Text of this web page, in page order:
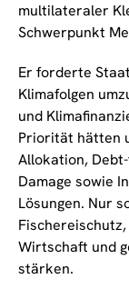
multilateraler
Schwerpunkt
Er forderte
Klimafolgen
und
Priorität hätten
Allokation,
Damage sowie
Lösungen. Nur
Wirtschaft und
stärken.